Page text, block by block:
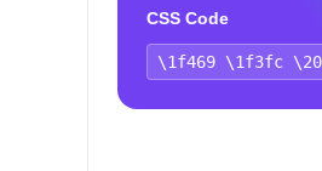
CSS Code